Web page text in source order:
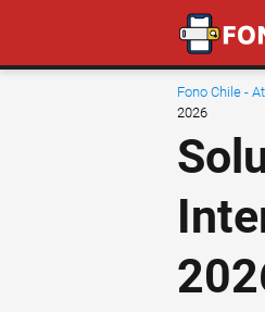
Fono Chile -
2026